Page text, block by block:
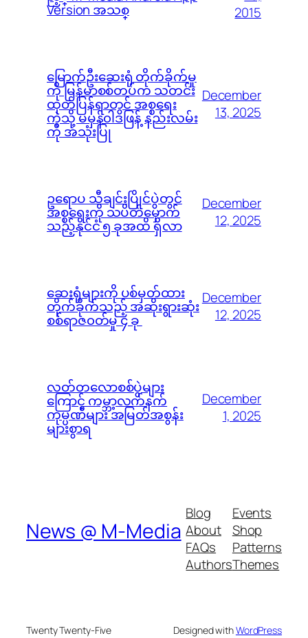
Version အသစ္
2015
မြောက်ဦးဆေးရုံ တိုက်ခိုက်မှု
ကို မြန်မာစစ်တပ်က သတင်း
ထုတ်ပြန်ရာတွင် အစ္စရေး
ကဲ့သို့ မမှန်၀ါဒဖြန့် နည်းလမ်း
ကို အသုံးပြု
December
13, 2025
ဥရောပ သီချင်းပြိုင်ပွဲတွင်
အစ္စရေးကို သပိတ်မှောက်
သည့်နိုင်ငံ ၅ ခုအထိ ရှိလာ
December
12, 2025
ဆေးရုံများကို ပစ်မှတ်ထား
တိုက်ခိုက်သည့် အဆိုးရွားဆုံး
စစ်ရာဇ၀တ်မှု ၄ ခု
December
12, 2025
လတ်တလောစစ်ပွဲများ
ကြောင့် ကမ္ဘာ့လက်နက်
ကုမ္ပဏီများ အမြတ်အစွန်း
များစွာရ
December
1, 2025
News @ M-Media
Blog
About
FAQs
Authors
Events
Shop
Patterns
Themes
Twenty Twenty-Five Designed withWordPress